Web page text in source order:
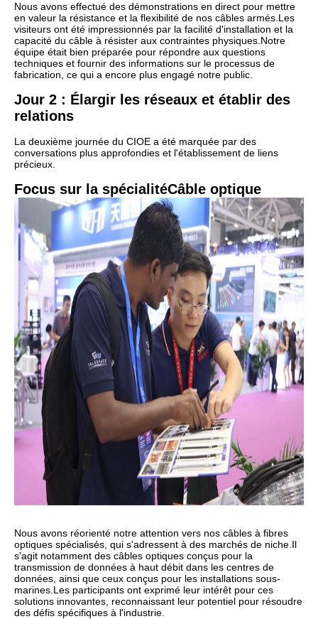
Nous avons effectué des démonstrations en direct pour mettre
en valeur la résistance et la flexibilité de nos câbles armés. Les
visiteurs ont été impressionnés par la facilité d'installation et la
capacité du câble à résister aux contraintes physiques. Notre
équipe était bien préparée pour répondre aux questions
techniques et fournir des informations sur le processus de
fabrication, ce qui a encore plus engagé notre public.
Jour 2 : Élargir les réseaux et établir des
relations
La deuxième journée du CIOE a été marquée par des
conversations plus approfondies et l'établissement de liens
précieux.
Focus sur la spécialitéCâble optique
Nous avons réorienté notre attention vers nos câbles à fibres
optiques spécialisés, qui s'adressent à des marchés de niche. Il
s'agit notamment des câbles optiques conçus pour la
transmission de données à haut débit dans les centres de
données, ainsi que ceux conçus pour les installations sous-
marines. Les participants ont exprimé leur intérêt pour ces
solutions innovantes, reconnaissant leur potentiel pour résoudre
des défis spécifiques à l'industrie.